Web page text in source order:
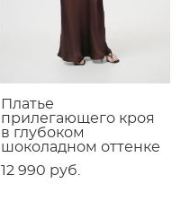
Платье
прилегающего кроя
в глубоком
шоколадном оттенке
12 990 pуб.